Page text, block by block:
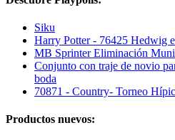
Siku
Harry Potter - 76425 Hedwig
MB Sprinter Eliminación
Conjunto con traje de novio
boda
70871 - Country- Torneo
Productos nuevos: